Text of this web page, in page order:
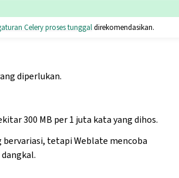
Celery proses tunggaldirekomendasikan.
diperlukan.
300 MB per 1 juta kata yang dihos.
tetapi Weblate mencoba